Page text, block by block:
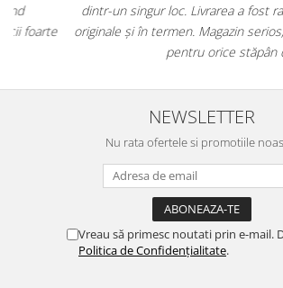
dintr-un singur loc. Livrarea a fost rapidă, iar
originale și în termen. Magazin serios, bine
pentru orice stăpân de
NEWSLETTER
Nu rata ofertele si promotiile
Vreau să primesc noutati prin e-mail.
Politica de Confidențialitate.